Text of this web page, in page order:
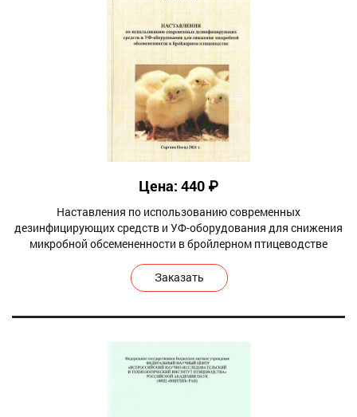
Цена: 440 ₽
Наставления по использованию современных
дезинфицирующих средств и УФ-оборудования для снижения
микробной обсемененности в бройлерном птицеводстве
Заказать